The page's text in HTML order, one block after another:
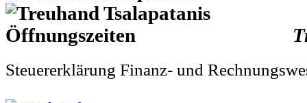
Steuererklärung Finanz- und